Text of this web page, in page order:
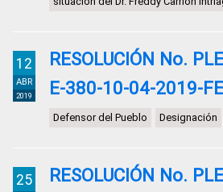
12
ABR
2019
RESOLUCIÓN No.
E-380-10-04-2019-
Defensor del Pueblo Designación
25
RESOLUCIÓN No.